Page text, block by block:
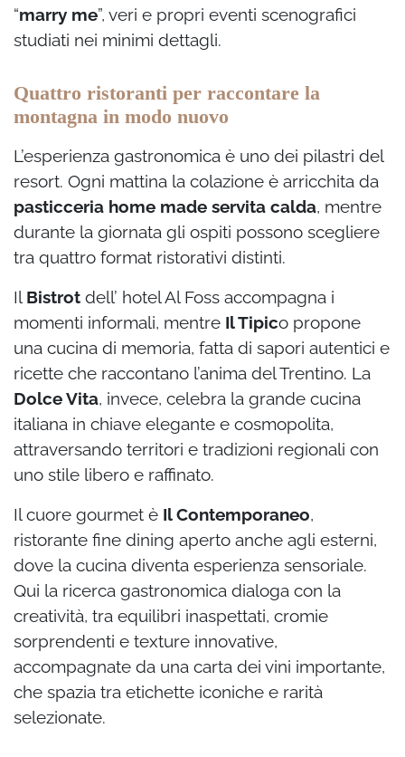
“marry me”, veri e propri eventi scenografici
studiati nei minimi dettagli.
Quattro ristoranti per raccontare la
montagna in modo nuovo
L’esperienza gastronomica è uno dei pilastri del
resort. Ogni mattina la colazione è arricchita da
pasticceria home made servita calda, mentre
durante la giornata gli ospiti possono scegliere
tra quattro format ristorativi distinti.
Il Bistrot dell’ hotel Al Foss accompagna i
momenti informali, mentre Il Tipico propone
una cucina di memoria, fatta di sapori autentici e
ricette che raccontano l’anima del Trentino. La
Dolce Vita, invece, celebra la grande cucina
italiana in chiave elegante e cosmopolita,
attraversando territori e tradizioni regionali con
uno stile libero e raffinato.
Il cuore gourmet è Il Contemporaneo,
ristorante fine dining aperto anche agli esterni,
dove la cucina diventa esperienza sensoriale.
Qui la ricerca gastronomica dialoga con la
creatività, tra equilibri inaspettati, cromie
sorprendenti e texture innovative,
accompagnate da una carta dei vini importante,
che spazia tra etichette iconiche e rarità
selezionate.